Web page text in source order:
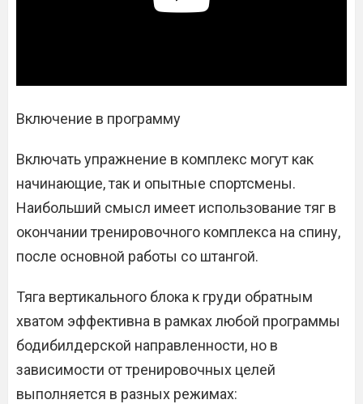
Включение в программу
Включать упражнение в комплекс могут как
начинающие, так и опытные спортсмены.
Наибольший смысл имеет использование тяг в
окончании тренировочного комплекса на спину,
после основной работы со штангой.
Тяга вертикального блока к груди обратным
хватом эффективна в рамках любой программы
бодибилдерской направленности, но в
зависимости от тренировочных целей
выполняется в разных режимах: